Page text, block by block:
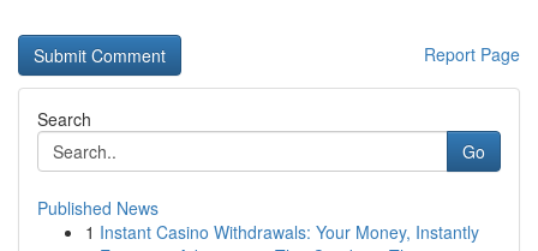
Report Page
Search
Go
Published News
1 Instant Casino Withdrawals: Your Money, Instantly